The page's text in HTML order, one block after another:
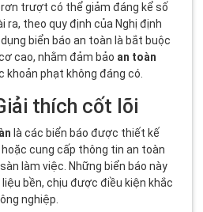
trượt có thể giảm đáng kể số
ra, theo quy định của Nghị định
biển báo an toàn là bắt buộc
cao, nhằm đảm bảo an toàn
khoản phạt không đáng có.
thích cốt lõi
là các biển báo được thiết kế
cung cấp thông tin an toàn
làm việc. Những biển báo này
bền, chịu được điều kiện khắc
nghiệp.